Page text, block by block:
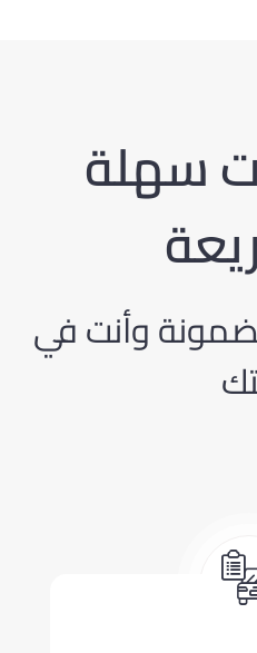
سهلة
وأنت في